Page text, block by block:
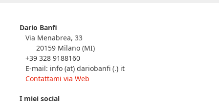
Dario Banfi
Via Menabrea, 33
20159 Milano (MI)
+39 328 9188160
E-mail: info (at) dariobanfi (.) it
Contattami via Web
I miei social